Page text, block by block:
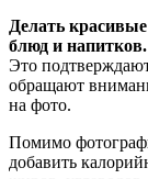
Делать
блюд и напитков.
Это
обращают
на фото.
Помимо
добавить